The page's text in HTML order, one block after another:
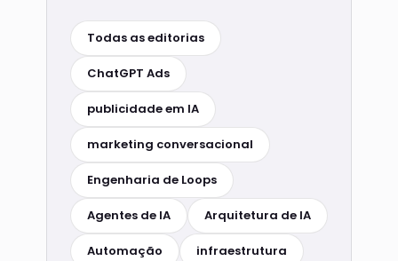
Todas as editorias
ChatGPT Ads
publicidade em IA
marketing conversacional
Engenharia de Loops
Agentes de IA Arquitetura de IA
Automação infraestrutura